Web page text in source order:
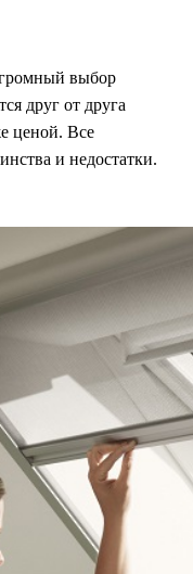
выбор
друг от друга
ценой. Все
и недостатки.